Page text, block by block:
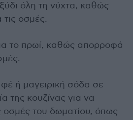
όλη τη νύχτα, καθώς
οσμές.
το πρωί, καθώς απορροφά
ή μαγειρική σόδα σε
της κουζίνας για να
οσμές του δωματίου, όπως